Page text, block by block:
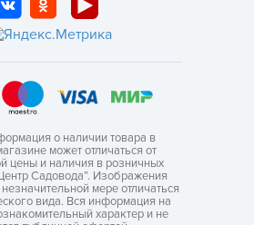
о наличии товара в
может отличаться от
цены и наличия в розничных
Садовода”. Изображения
мере отличаться
вида. Вся информация на
характер и не